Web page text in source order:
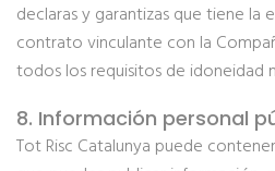
declaras y garantizas que tiene la
contrato vinculante con la
todos los requisitos de idoneidad
8. Información personal
Tot Risc Catalunya puede